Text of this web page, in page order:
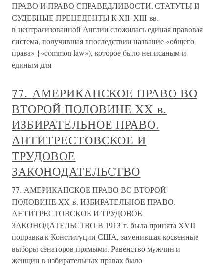
ПРАВО И ПРАВО СПРАВЕДЛИВОСТИ. СТАТУТЫ И
СУДЕБНЫЕ ПРЕЦЕДЕНТЫ К XII–XIII вв.
в централизованной Англии сложилась единая правовая
система, получившая впоследствии название «общего
права» {«common law»), которое было неписаным и
единым для
77. АМЕРИКАНСКОЕ ПРАВО ВО
ВТОРОЙ ПОЛОВИНЕ XX в.
ИЗБИРАТЕЛЬНОЕ ПРАВО.
АНТИТРЕСТОВСКОЕ И
ТРУДОВОЕ
ЗАКОНОДАТЕЛЬСТВО
77. АМЕРИКАНСКОЕ ПРАВО ВО ВТОРОЙ
ПОЛОВИНЕ XX в. ИЗБИРАТЕЛЬНОЕ ПРАВО.
АНТИТРЕСТОВСКОЕ И ТРУДОВОЕ
ЗАКОНОДАТЕЛЬСТВО В 1913 г. была принята XVII
поправка к Конституции США, заменившая косвенные
выборы сенаторов прямыми. Равенство мужчин и
женщин в избирательных правах было